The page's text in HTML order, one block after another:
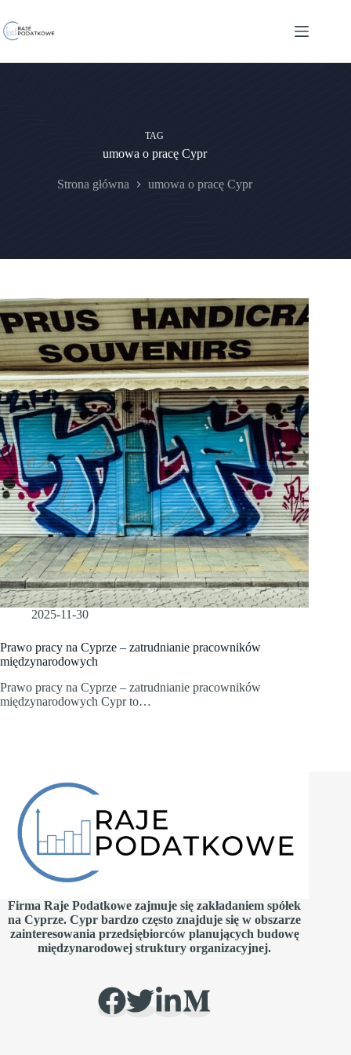
do
treści
TAG
umowa o pracę Cypr
Strona główna umowa o pracę Cypr
2025-11-30
Prawo pracy na Cyprze – zatrudnianie pracowników
międzynarodowych
Prawo pracy na Cyprze – zatrudnianie pracowników
międzynarodowych Cypr to…
Firma Raje Podatkowe zajmuje się zakładaniem spółek
na Cyprze. Cypr bardzo często znajduje się w obszarze
zainteresowania przedsiębiorców planujących budowę
międzynarodowej struktury organizacyjnej.